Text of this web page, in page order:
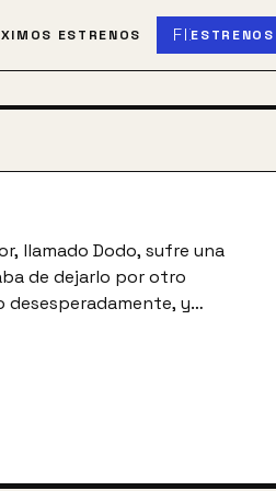
ESTRENOS FIBER_NEW
ESTRENOS
llamado Dodo, sufre una
de dejarlo por otro
desesperadamente, y
despierto sobre ella.